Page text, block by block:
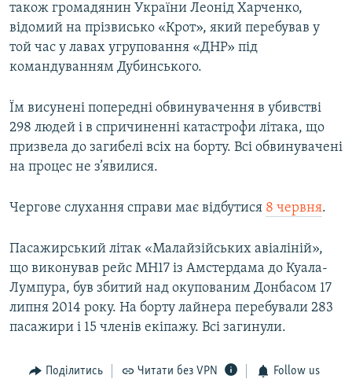
також громадянин України Леонід Харченко,
відомий на прізвисько «Крот», який перебував у
той час у лавах угруповання «ДНР» під
командуванням Дубинського.
Їм висунені попередні обвинувачення в убивстві
298 людей і в спричиненні катастрофи літака, що
призвела до загибелі всіх на борту. Всі обвинувачені
на процес не з’явилися.
Чергове слухання справи має відбутися 8 червня.
Пасажирський літак «Малайзійських авіаліній»,
що виконував рейс МН17 із Амстердама до Куала-
Лумпура, був збитий над окупованим Донбасом 17
липня 2014 року. На борту лайнера перебували 283
пасажири і 15 членів екіпажу. Всі загинули.
Поділитись Читати без VPN Follow us